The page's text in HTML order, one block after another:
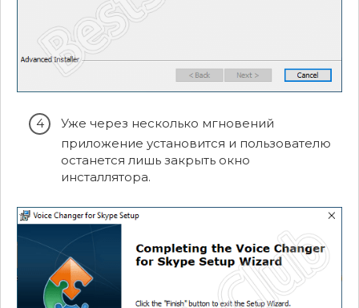
Уже через несколько мгновений
приложение установится и пользователю
останется лишь закрыть окно
инсталлятора.